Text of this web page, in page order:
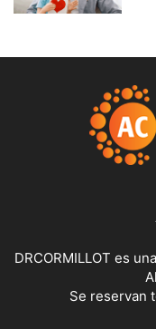
DRCORMILLOT es
Se reservan